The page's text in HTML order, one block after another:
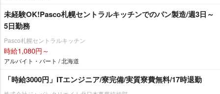
未経験OK!Pasco札幌セントラルキッチンでのパン製造/週3日～
5日勤務
Pasco札幌セントラルキッチン
時給1,080円～
アルバイト・パート / 北海道
「時給3000円」ITエンジニア/寮完備/実質寮費無料/17時退勤